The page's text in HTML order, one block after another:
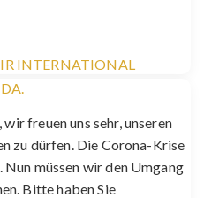
INTERNATIONAL
freuen uns sehr, unseren
zu dürfen. Die Corona-Krise
müssen wir den Umgang
Bitte haben Sie